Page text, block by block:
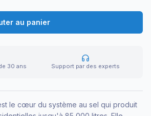
au panier
30 ans Support par des experts
le cœur du système au sel qui produit